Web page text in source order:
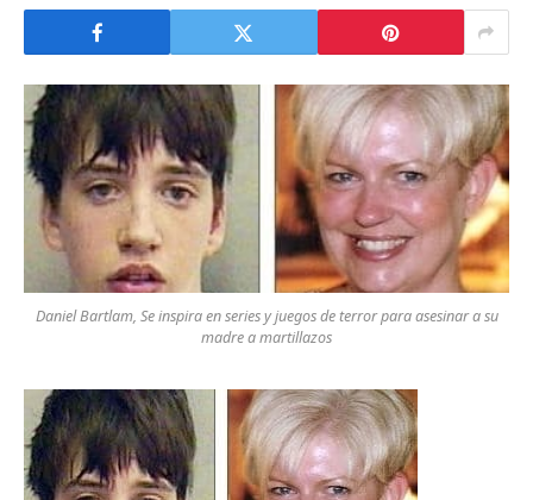
Daniel Bartlam, Se inspira en series y juegos de terror para asesinar a su
madre a martillazos